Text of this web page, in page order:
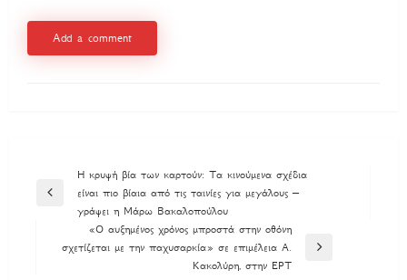
Add a comment
Πλοήγηση
άρθρων
Η κρυφή βία των καρτούν: Τα κινούμενα σχέδια
είναι πιο βίαια από τις ταινίες για μεγάλους –
γράφει η Μάρω Βακαλοπούλου
Next
«Ο αυξημένος χρόνος μπροστά στην οθόνη
σχετίζεται με την παχυσαρκία» σε επιμέλεια Α.
Κακολύρη, στην ΕΡΤ